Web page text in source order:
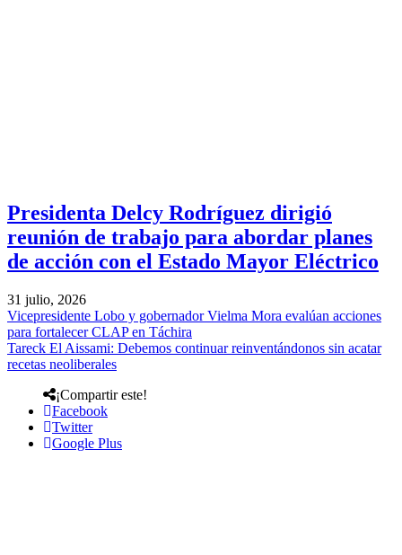
Presidenta Delcy Rodríguez dirigió
reunión de trabajo para abordar planes
de acción con el Estado Mayor Eléctrico
31 julio, 2026
Vicepresidente Lobo y gobernador Vielma Mora evalúan acciones
para fortalecer CLAP en Táchira
Tareck El Aissami: Debemos continuar reinventándonos sin acatar
recetas neoliberales
¡Compartir este!
Facebook
Twitter
Google Plus